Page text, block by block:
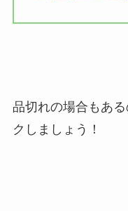
品切れの場合もあ
クしましょう！